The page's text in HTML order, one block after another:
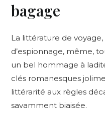
bagage
La littérature de
d’espionnage, même,
un bel hommage à
clés romanesques
littérarité aux règles
savamment biaisée.